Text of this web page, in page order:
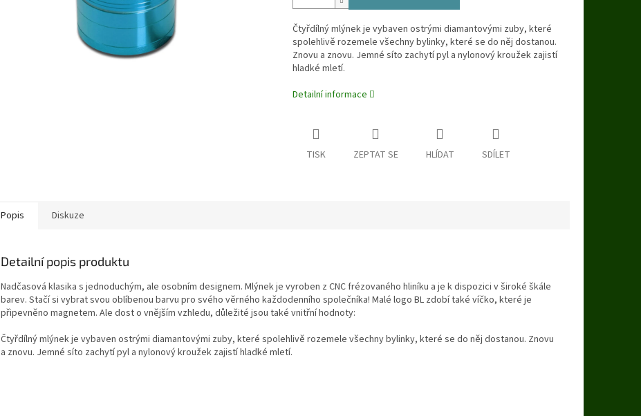
Čtyřdílný mlýnek je vybaven ostrými diamantovými zuby, které
spolehlivě rozemele všechny bylinky, které se do něj dostanou.
Znovu a znovu. Jemné síto zachytí pyl a nylonový kroužek zajistí
hladké mletí.
Detailní informace
TISK ZEPTAT SE HLÍDAT SDÍLET
Popis Diskuze
Detailní popis produktu
Nadčasová klasika s jednoduchým, ale osobním designem. Mlýnek je vyroben z CNC frézovaného hliníku a je k dispozici v široké škále
barev. Stačí si vybrat svou oblíbenou barvu pro svého věrného každodenního společníka! Malé logo BL zdobí také víčko, které je
připevněno magnetem. Ale dost o vnějším vzhledu, důležité jsou také vnitřní hodnoty:
Čtyřdílný mlýnek je vybaven ostrými diamantovými zuby, které spolehlivě rozemele všechny bylinky, které se do něj dostanou. Znovu
a znovu. Jemné síto zachytí pyl a nylonový kroužek zajistí hladké mletí.